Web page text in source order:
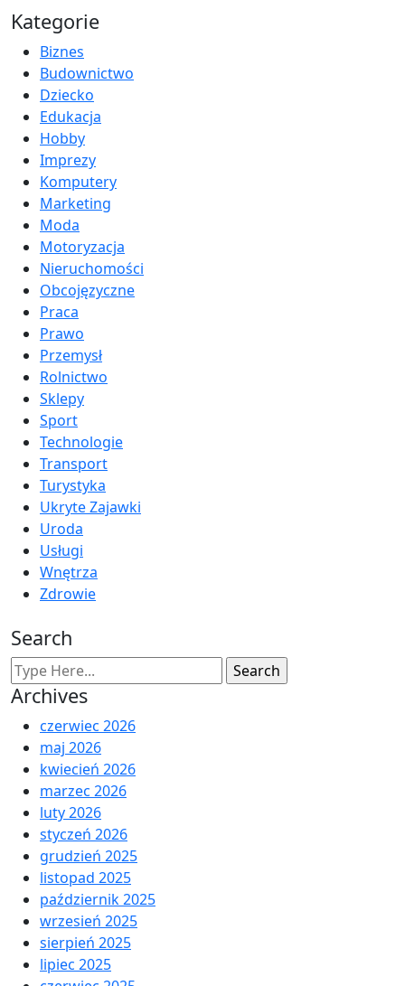
Kategorie
Biznes
Budownictwo
Dziecko
Edukacja
Hobby
Imprezy
Komputery
Marketing
Moda
Motoryzacja
Nieruchomości
Obcojęzyczne
Praca
Prawo
Przemysł
Rolnictwo
Sklepy
Sport
Technologie
Transport
Turystyka
Ukryte Zajawki
Uroda
Usługi
Wnętrza
Zdrowie
Search
Archives
czerwiec 2026
maj 2026
kwiecień 2026
marzec 2026
luty 2026
styczeń 2026
grudzień 2025
listopad 2025
październik 2025
wrzesień 2025
sierpień 2025
lipiec 2025